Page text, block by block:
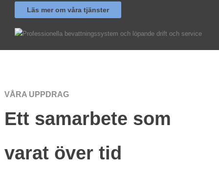
Läs mer om våra tjänster
VÅRA UPPDRAG
Ett samarbete som
varat över tid